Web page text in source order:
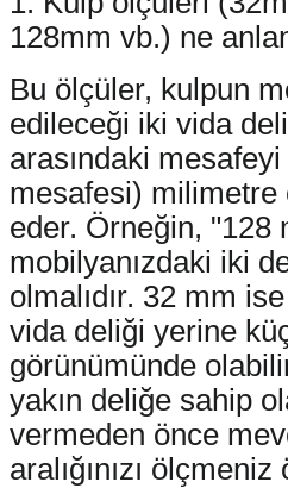
128mm vb.) ne
Bu ölçüler, kulpun
edileceği iki vida
arasındaki
mesafesi) milimetre
eder. Örneğin, "128
mobilyanızdaki iki
olmalıdır. 32 mm
vida deliği yerine
görünümünde
yakın deliğe sahip
vermeden önce
aralığınızı